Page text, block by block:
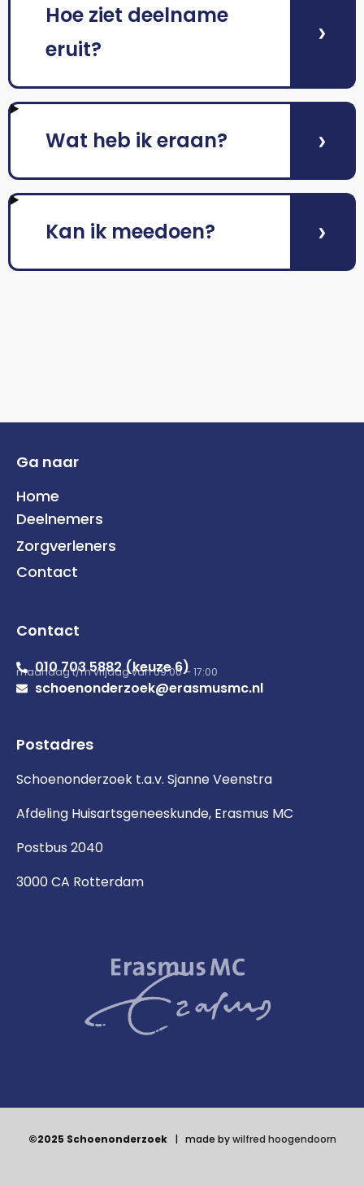
Hoe ziet deelname
eruit?
›
Wat heb ik eraan? ›
Kan ik meedoen? ›
Ga naar
Home
Deelnemers
Zorgverleners
Contact
Contact
010 703 5882 (keuze 6)
maandag t/m vrijdag van 09:00 – 17:00
schoenonderzoek@erasmusmc.nl
Postadres
Schoenonderzoek t.a.v. Sjanne Veenstra
Afdeling Huisartsgeneeskunde, Erasmus MC
Postbus 2040
3000 CA Rotterdam
©2025 Schoenonderzoek| made bywilfred hoogendoorn